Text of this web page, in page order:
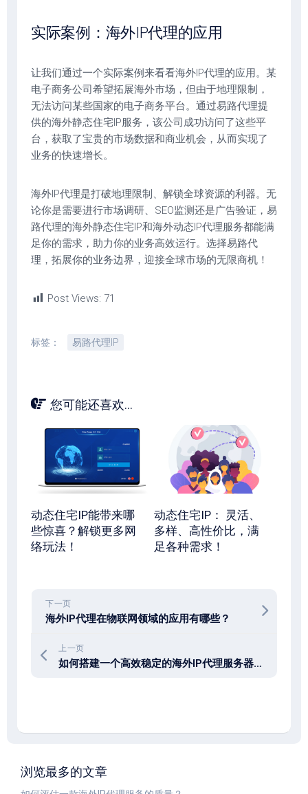
实际案例：海外IP代理的应用
让我们通过一个实际案例来看看海外IP代理的应用。某
电子商务公司希望拓展海外市场，但由于地理限制，
无法访问某些国家的电子商务平台。通过易路代理提
供的海外静态住宅IP服务，该公司成功访问了这些平
台，获取了宝贵的市场数据和商业机会，从而实现了
业务的快速增长。
海外IP代理是打破地理限制、解锁全球资源的利器。无
论你是需要进行市场调研、SEO监测还是广告验证，易
路代理的海外静态住宅IP和海外动态IP代理服务都能满
足你的需求，助力你的业务高效运行。选择易路代
理，拓展你的业务边界，迎接全球市场的无限商机！
Post Views: 71
标签： 易路代理IP
您可能还喜欢...
动态住宅IP能带来哪
些惊喜？解锁更多网
络玩法！
动态住宅IP： 灵活、
多样、高性价比，满
足各种需求！
下一页
海外IP代理在物联网领域的应用有哪些？
上一页
如何搭建一个高效稳定的海外IP代理服务器？
浏览最多的文章